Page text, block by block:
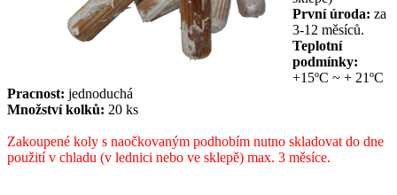
První úroda: za
3-12 měsíců.
Teplotní
podmínky:
+15ºC ~ + 21ºC
Pracnost: jednoduchá
Množství kolků: 20 ks
Zakoupené koly s naočkovaným podhobím nutno skladovat do dne
použití v chladu (v lednici nebo ve sklepě) max. 3 měsíce.